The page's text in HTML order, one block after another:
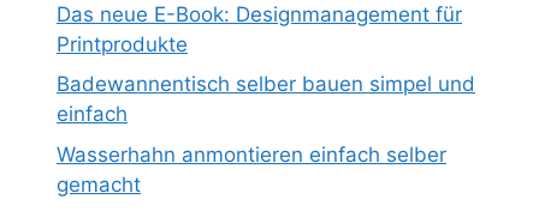
Das neue E-Book: Designmanagement für
Printprodukte
Badewannentisch selber bauen simpel und
einfach
Wasserhahn anmontieren einfach selber
gemacht